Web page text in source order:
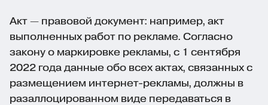
Акт — правовой документ: например, акт
выполненных работ по рекламе. Согласно
закону о маркировке рекламы, с 1 сентября
2022 года данные обо всех актах, связанных с
размещением интернет-рекламы, должны в
разаллоцированном виде передаваться в